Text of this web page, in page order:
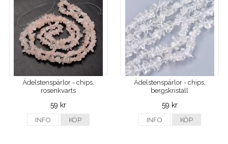
Ädelstenspärlor - chips,
rosenkvarts
59 kr
INFO KÖP
Ädelstenspärlor - chips,
bergskristall
59 kr
INFO KÖP